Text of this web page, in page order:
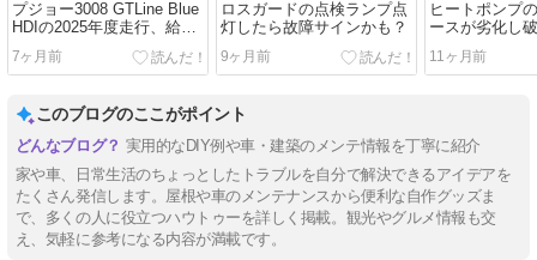
プジョー3008 GTLine Blue
HDIの2025年度走行、給
油、燃費状況報告
7ヶ月前
ロスガードの点検ランプ点
灯したら故障サインかも？
9ヶ月前
ヒートポンプ
ースが劣化し
11ヶ月前
このブログのここがポイント
実用的なDIY例や車・建築のメンテ情報を丁寧に紹介
家や車、日常生活のちょっとしたトラブルを自分で解決できるアイデアを
たくさん発信します。屋根や車のメンテナンスから便利な自作グッズま
で、多くの人に役立つハウトゥーを詳しく掲載。観光やグルメ情報も交
え、気軽に参考になる内容が満載です。